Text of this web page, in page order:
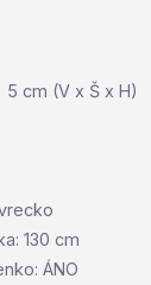
cm (V x Š x H)
130 cm
ÁNO